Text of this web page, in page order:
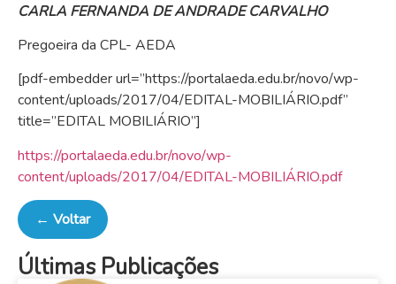
CARLA FERNANDA DE ANDRADE CARVALHO
Pregoeira da CPL- AEDA
[pdf-embedder url=”https://portalaeda.edu.br/novo/wp-
content/uploads/2017/04/EDITAL-MOBILIÁRIO.pdf”
title=”EDITAL MOBILIÁRIO”]
https://portalaeda.edu.br/novo/wp-
content/uploads/2017/04/EDITAL-MOBILIÁRIO.pdf
← Voltar
Últimas Publicações